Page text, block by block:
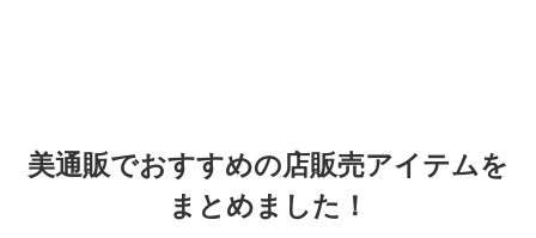
美通販でおすすめの店販売アイテムを
まとめました！